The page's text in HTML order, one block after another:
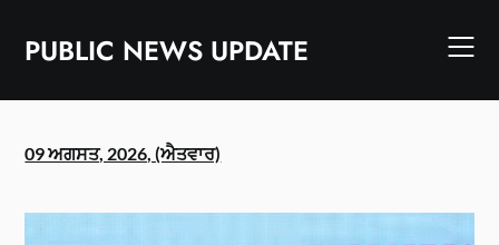
contentPUBLIC NEWS UPDATE
09 ਅਗਸਤ, 2026, (ਐਤਵਾਰ)